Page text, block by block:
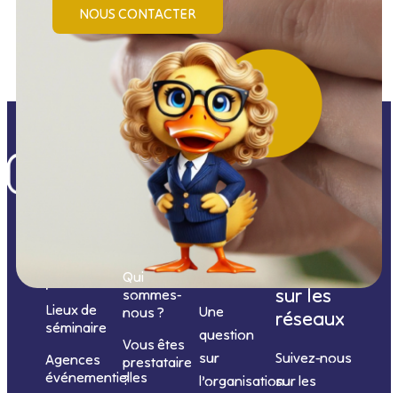
NOUS CONTACTER
prestations
Lieux de
séminaire
Agences
événementielles
Informations
Qui
sommes-
nous ?
Vous êtes
prestataire
?
Nous
contacter
Une
question
sur
l’organisation
Nous
suivre
sur les
réseaux
Suivez-nous
sur les